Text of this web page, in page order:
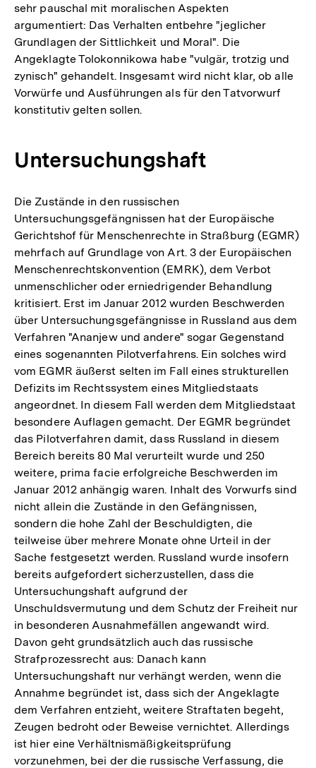
sehr pauschal mit moralischen Aspekten
argumentiert: Das Verhalten entbehre "jeglicher
Grundlagen der Sittlichkeit und Moral". Die
Angeklagte Tolokonnikowa habe "vulgär, trotzig und
zynisch" gehandelt. Insgesamt wird nicht klar, ob alle
Vorwürfe und Ausführungen als für den Tatvorwurf
konstitutiv gelten sollen.
Untersuchungshaft
Die Zustände in den russischen
Untersuchungsgefängnissen hat der Europäische
Gerichtshof für Menschenrechte in Straßburg (EGMR)
mehrfach auf Grundlage von Art. 3 der Europäischen
Menschenrechtskonvention (EMRK), dem Verbot
unmenschlicher oder erniedrigender Behandlung
kritisiert. Erst im Januar 2012 wurden Beschwerden
über Untersuchungsgefängnisse in Russland aus dem
Verfahren "Ananjew und andere" sogar Gegenstand
eines sogenannten Pilotverfahrens. Ein solches wird
vom EGMR äußerst selten im Fall eines strukturellen
Defizits im Rechtssystem eines Mitgliedstaats
angeordnet. In diesem Fall werden dem Mitgliedstaat
besondere Auflagen gemacht. Der EGMR begründet
das Pilotverfahren damit, dass Russland in diesem
Bereich bereits 80 Mal verurteilt wurde und 250
weitere, prima facie erfolgreiche Beschwerden im
Januar 2012 anhängig waren. Inhalt des Vorwurfs sind
nicht allein die Zustände in den Gefängnissen,
sondern die hohe Zahl der Beschuldigten, die
teilweise über mehrere Monate ohne Urteil in der
Sache festgesetzt werden. Russland wurde insofern
bereits aufgefordert sicherzustellen, dass die
Untersuchungshaft aufgrund der
Unschuldsvermutung und dem Schutz der Freiheit nur
in besonderen Ausnahmefällen angewandt wird.
Davon geht grundsätzlich auch das russische
Strafprozessrecht aus: Danach kann
Untersuchungshaft nur verhängt werden, wenn die
Annahme begründet ist, dass sich der Angeklagte
dem Verfahren entzieht, weitere Straftaten begeht,
Zeugen bedroht oder Beweise vernichtet. Allerdings
ist hier eine Verhältnismäßigkeitsprüfung
vorzunehmen, bei der die russische Verfassung, die